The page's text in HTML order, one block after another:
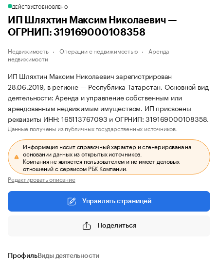
ДЕЙСТВУЕТОБНОВЛЕНО
ИП Шляхтин Максим Николаевич —
ОГРНИП: 319169000108358
Недвижимость Операции с недвижимостью
Аренда
недвижимости
ИП Шляхтин Максим Николаевич зарегистрирован
28.06.2019, в регионе — Республика Татарстан. Основной вид
деятельности: Аренда и управление собственным или
арендованным недвижимым имуществом. ИП присвоены
реквизиты ИНН: 165113767093 и ОГРНИП: 319169000108358.
Данные получены из публичных государственных источников.
Информация носит справочный характер и сгенерирована на
основании данных из открытых источников.
Компания не является пользователем и не имеет деловых
отношений с сервисом РБК Компании.
Редактировать описание
Управлять страницей
Поделиться
ПрофильВиды деятельности